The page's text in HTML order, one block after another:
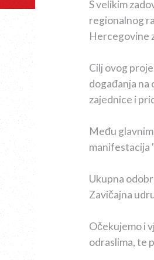
S velikim
regionalnog
Hercegovine
Cilj ovog
događanja
zajednice i
Među
manifestacija
Ukupna
Zavičajna
Očekujemo i
odraslima, te